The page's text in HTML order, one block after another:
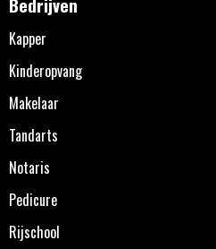
Kapper
Kinderopvang
Makelaar
Tandarts
Notaris
Pedicure
Rijschool